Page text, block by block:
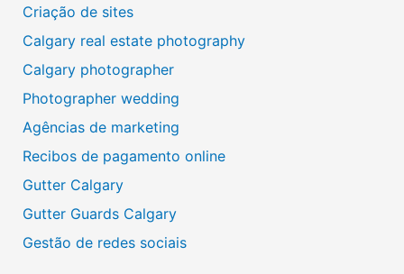
Criação de sites
Calgary real estate photography
Calgary photographer
Photographer wedding
Agências de marketing
Recibos de pagamento online
Gutter Calgary
Gutter Guards Calgary
Gestão de redes sociais